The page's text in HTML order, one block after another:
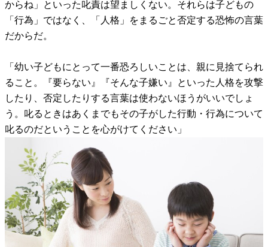
からね」といった叱責は望ましくない。それらは子どもの
「行為」ではなく、「人格」をまるごと否定する恐怖の言葉
だからだ。
「幼い子どもにとって一番恐ろしいことは、親に見捨てられ
ること。『要らない』『そんな子嫌い』といった人格を攻撃
したり、否定したりする言葉は使わないほうがいいでしょ
う。叱るときはあくまでもその子がした行動・行為について
叱るのだということを心がけてください」